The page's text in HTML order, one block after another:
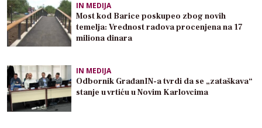
IN MEDIJA
Most kod Barice poskupeo zbog novih
temelja: Vrednost radova procenjena na 17
miliona dinara
IN MEDIJA
Odbornik GrađanIN-a tvrdi da se „zataškava“
stanje u vrtiću u Novim Karlovcima